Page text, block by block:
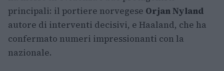
principali: il portiere norvegese Orjan Nyland
autore di interventi decisivi, e Haaland, che ha
confermato numeri impressionanti con la
nazionale.